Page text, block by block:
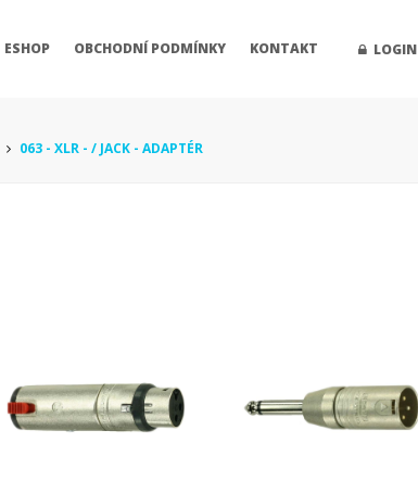
LOGIN
ESHOP OBCHODNÍ PODMÍNKY KONTAKT
063 - XLR - / JACK - ADAPTÉR